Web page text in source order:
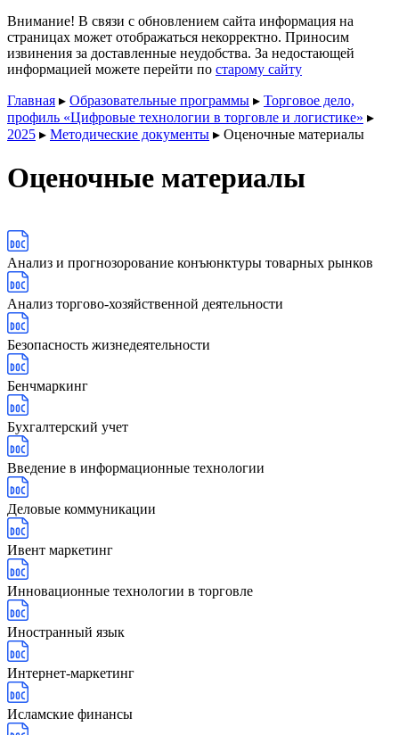
Внимание! В связи с обновлением сайта информация на
страницах может отображаться некорректно. Приносим
извинения за доставленные неудобства. За недостающей
информацией можете перейти по старому сайту
Главная ▸ Образовательные программы ▸ Торговое дело,
профиль «Цифровые технологии в торговле и логистике» ▸
2025 ▸ Методические документы ▸ Оценочные материалы
Оценочные материалы
Анализ и прогнозорование конъюнктуры товарных рынков
Анализ торгово-хозяйственной деятельности
Безопасность жизнедеятельности
Бенчмаркинг
Бухгалтерский учет
Введение в информационные технологии
Деловые коммуникации
Ивент маркетинг
Инновационные технологии в торговле
Иностранный язык
Интернет-маркетинг
Исламские финансы